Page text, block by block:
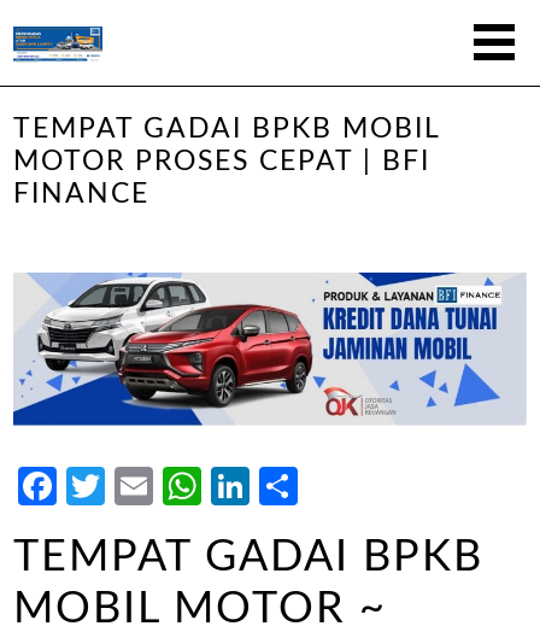
TEMPAT GADAI BPKB MOBIL
MOTOR PROSES CEPAT | BFI
FINANCE
Facebook
Twitter
EmailWhatsApp
LinkedIn
TEMPAT GADAI BPKB
MOBIL MOTOR ~